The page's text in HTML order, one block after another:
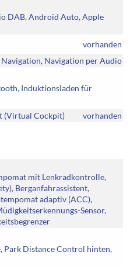
DAB, Android Auto, Apple
vorhanden
Navigation, Navigation per Audio
Induktionsladen für
(Virtual Cockpit)
vorhanden
mit Lenkradkontrolle,
Berganfahrassistent,
adaptiv (ACC),
Sensor,
Park Distance Control hinten,